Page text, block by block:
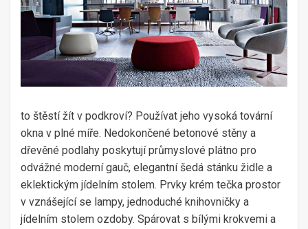
to štěstí žít v podkroví? Používat jeho vysoká tovární
okna v plné míře. Nedokončené betonové stěny a
dřevěné podlahy poskytují průmyslové plátno pro
odvážné moderní gauč, elegantní šedá stánku židle a
eklektickým jídelním stolem. Prvky krém tečka prostor
v vznášející se lampy, jednoduché knihovničky a
jídelním stolem ozdoby. Spárovat s bílými krokvemi a